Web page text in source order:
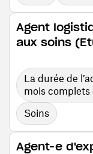
Agent
aux soins
La durée de
mois
Soins
Agent-e